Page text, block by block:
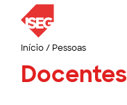
Início/ Pessoas
Docentes